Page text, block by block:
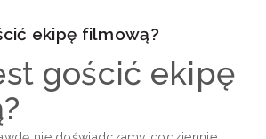
ekipę filmową?
gościć ekipę